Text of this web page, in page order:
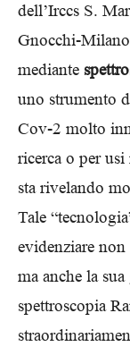
dell’Irccs S.
Gnocchi-
mediante
uno strumento
Cov-2 molto
ricerca o per
sta rivelando
Tale
evidenziare
ma anche la
spettroscopia